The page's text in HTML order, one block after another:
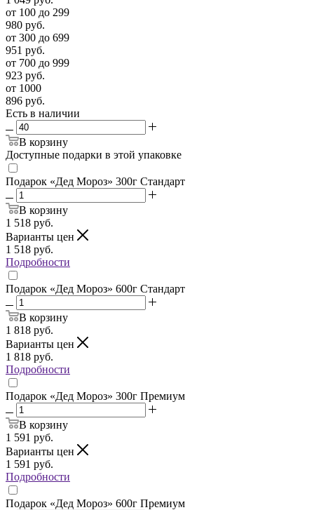
от 100 до 299
980 руб.
от 300 до 699
951 руб.
от 700 до 999
923 руб.
от 1000
896 руб.
Есть в наличии
В корзину
Доступные подарки в этой упаковке
Подарок «Дед Мороз» 300г Стандарт
В корзину
1 518 руб.
Варианты цен
1 518 руб.
Подробности
Подарок «Дед Мороз» 600г Стандарт
В корзину
1 818 руб.
Варианты цен
1 818 руб.
Подробности
Подарок «Дед Мороз» 300г Премиум
В корзину
1 591 руб.
Варианты цен
1 591 руб.
Подробности
Подарок «Дед Мороз» 600г Премиум